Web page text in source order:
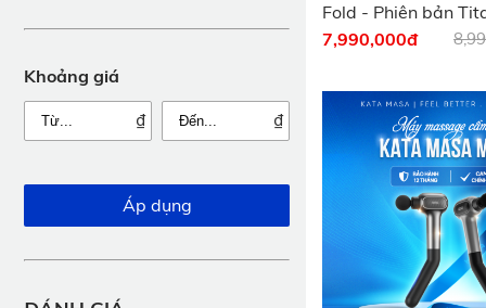
Khoảng giá
₫
₫
Áp dụng
Fold - Phiên bản
hệ 2) - Tặng súng
7,990,000đ